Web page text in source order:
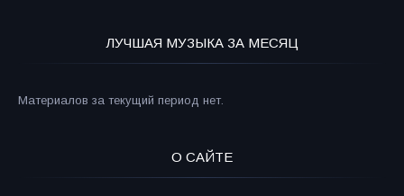
ЛУЧШАЯ МУЗЫКА ЗА МЕСЯЦ
Материалов за текущий период нет.
О САЙТЕ